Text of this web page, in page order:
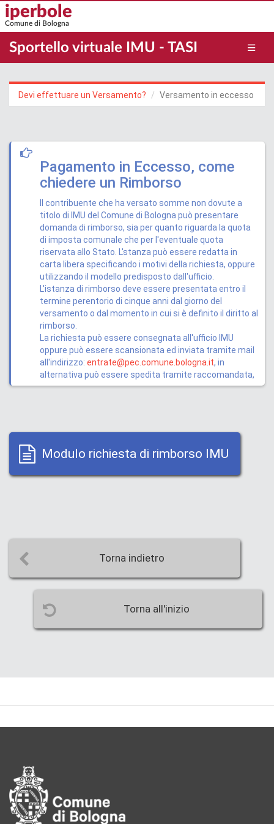
Salta
al
contenuto
principale
iperbole
Comune di Bologna
Sportello virtuale IMU - TASI
Devi effettuare un Versamento? Versamento in eccesso
Pagamento in Eccesso, come
chiedere un Rimborso
Il contribuente che ha versato somme non dovute a
titolo di IMU del Comune di Bologna può presentare
domanda di rimborso, sia per quanto riguarda la quota
di imposta comunale che per l'eventuale quota
riservata allo Stato. L'stanza può essere redatta in
carta libera specificando i motivi della richiesta, oppure
utilizzando il modello predisposto dall'ufficio.
L'istanza di rimborso deve essere presentata entro il
termine perentorio di cinque anni dal giorno del
versamento o dal momento in cui si è definito il diritto al
rimborso.
La richiesta può essere consegnata all'ufficio IMU
oppure può essere scansionata ed inviata tramite mail
all'indirizzo: entrate@pec.comune.bologna.it, in
alternativa può essere spedita tramite raccomandata,
Modulo richiesta di rimborso IMU
Torna indietro
Torna all'inizio